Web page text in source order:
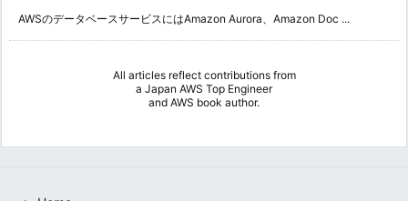
AWSのデータベースサービスにはAmazon Aurora、Amazon Doc ...
All articles reflect contributions from
a Japan AWS Top Engineer
and AWS book author.